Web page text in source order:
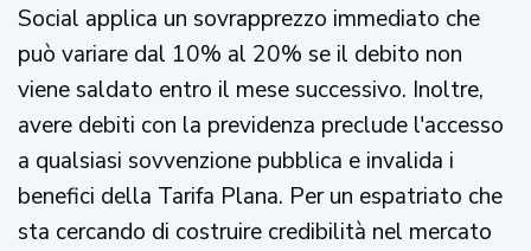
Social applica un sovrapprezzo immediato che
può variare dal 10% al 20% se il debito non
viene saldato entro il mese successivo. Inoltre,
avere debiti con la previdenza preclude l'accesso
a qualsiasi sovvenzione pubblica e invalida i
benefici della Tarifa Plana. Per un espatriato che
sta cercando di costruire credibilità nel mercato